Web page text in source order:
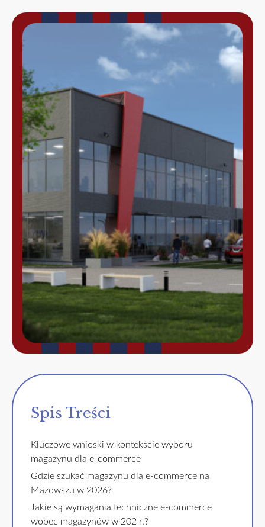
Spis Treści
Kluczowe wnioski w kontekście wyboru
magazynu dla e-commerce
Gdzie szukać magazynu dla e-commerce na
Mazowszu w 2026?
Jakie są wymagania techniczne e-commerce
wobec magazynów w 202 r.?